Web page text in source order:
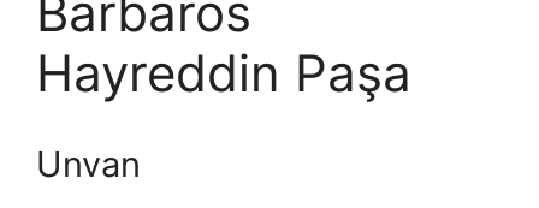
Barbaros
Hayreddin Paşa
Unvan